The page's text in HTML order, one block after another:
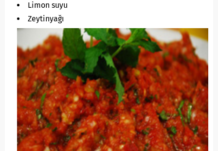
Limon suyu
Zeytinyağı